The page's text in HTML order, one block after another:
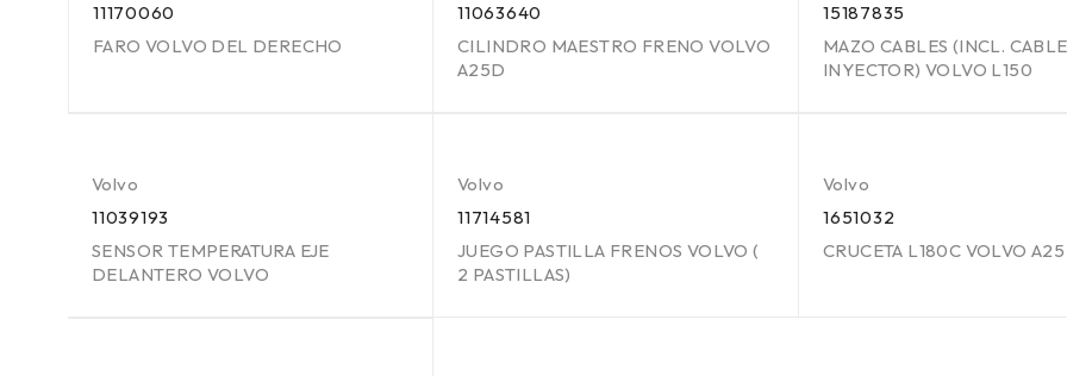
11170060
FARO VOLVO DEL DERECHO
11063640
CILINDRO MAESTRO FRENO VOLVO
A25D
15187835
MAZO CABLES (INCL. CABLE
INYECTOR) VOLVO L150
Volvo
11039193
SENSOR TEMPERATURA EJE
DELANTERO VOLVO
Volvo
11714581
JUEGO PASTILLA FRENOS VOLVO (
2 PASTILLAS)
Volvo
1651032
CRUCETA L180C VOLVO A25